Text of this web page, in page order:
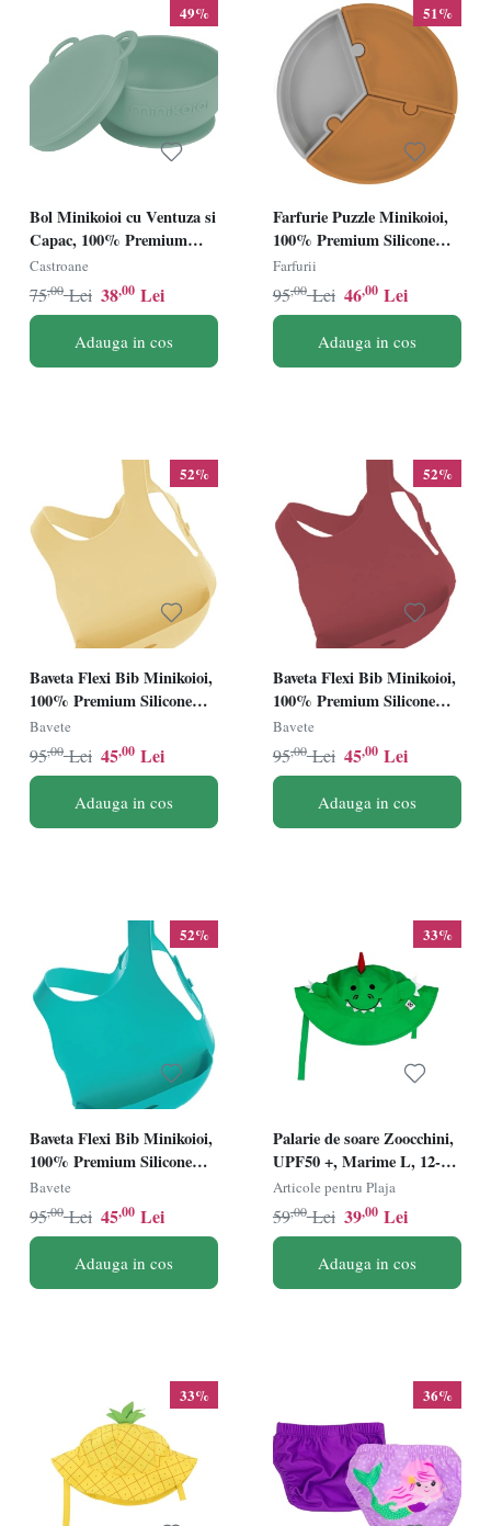
49%
Bol Minikoioi cu Ventuza si
Capac, 100% Premium
Silicone â€“ River Green
Castroane
38,00 Lei
75,00 Lei
Adauga in cos
51%
Farfurie Puzzle Minikoioi,
100% Premium Silicone
â€“ Woody Brown/Powder
Grey
Farfurii
46,00 Lei
95,00 Lei
Adauga in cos
52%
Baveta Flexi Bib Minikoioi,
100% Premium Silicone
â€“ Mellow Yellow
Bavete
45,00 Lei
95,00 Lei
Adauga in cos
52%
Baveta Flexi Bib Minikoioi,
100% Premium Silicone
â€“ Velvet Rose
Bavete
45,00 Lei
95,00 Lei
Adauga in cos
52%
Baveta Flexi Bib Minikoioi,
100% Premium Silicone
â€“ Aqua Green
Bavete
45,00 Lei
95,00 Lei
Adauga in cos
33%
Palarie de soare Zoocchini,
UPF50 +, Marime L, 12-24
Luni - Dino
Articole pentru Plaja
39,00 Lei
59,00 Lei
Adauga in cos
33% 36%